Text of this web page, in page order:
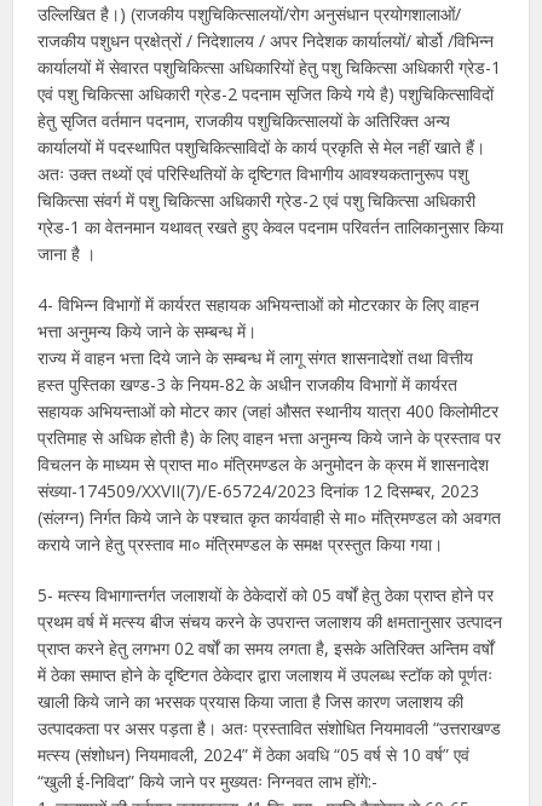
उल्लिखित है।) (राजकीय पशुचिकित्सालयों/रोग अनुसंधान प्रयोगशालाओं/
राजकीय पशुधन प्रक्षेत्रों / निदेशालय / अपर निदेशक कार्यालयों/ बोर्डो /विभिन्न
कार्यालयों में सेवारत पशुचिकित्सा अधिकारियों हेतु पशु चिकित्सा अधिकारी ग्रेड-1
एवं पशु चिकित्सा अधिकारी ग्रेड-2 पदनाम सृजित किये गये है) पशुचिकित्साविदों
हेतु सृजित वर्तमान पदनाम, राजकीय पशुचिकित्सालयों के अतिरिक्त अन्य
कार्यालयों में पदस्थापित पशुचिकित्साविदों के कार्य प्रकृति से मेल नहीं खाते हैं।
अतः उक्त तथ्यों एवं परिस्थितियों के दृष्टिगत विभागीय आवश्यकतानुरूप पशु
चिकित्सा संवर्ग में पशु चिकित्सा अधिकारी ग्रेड-2 एवं पशु चिकित्सा अधिकारी
ग्रेड-1 का वेतनमान यथावत् रखते हुए केवल पदनाम परिवर्तन तालिकानुसार किया
जाना है ।
4- विभिन्न विभागों में कार्यरत सहायक अभियन्ताओं को मोटरकार के लिए वाहन
भत्ता अनुमन्य किये जाने के सम्बन्ध में।
राज्य में वाहन भत्ता दिये जाने के सम्बन्ध में लागू संगत शासनादेशों तथा वित्तीय
हस्त पुस्तिका खण्ड-3 के नियम-82 के अधीन राजकीय विभागों में कार्यरत
सहायक अभियन्ताओं को मोटर कार (जहां औसत स्थानीय यात्रा 400 किलोमीटर
प्रतिमाह से अधिक होती है) के लिए वाहन भत्ता अनुमन्य किये जाने के प्रस्ताव पर
विचलन के माध्यम से प्राप्त मा० मंत्रिमण्डल के अनुमोदन के क्रम में शासनादेश
संख्या-174509/XXVII(7)/E-65724/2023 दिनांक 12 दिसम्बर, 2023
(संलग्न) निर्गत किये जाने के पश्चात कृत कार्यवाही से मा० मंत्रिमण्डल को अवगत
कराये जाने हेतु प्रस्ताव मा० मंत्रिमण्डल के समक्ष प्रस्तुत किया गया।
5- मत्स्य विभागान्तर्गत जलाशयों के ठेकेदारों को 05 वर्षों हेतु ठेका प्राप्त होने पर
प्रथम वर्ष में मत्स्य बीज संचय करने के उपरान्त जलाशय की क्षमतानुसार उत्पादन
प्राप्त करने हेतु लगभग 02 वर्षों का समय लगता है, इसके अतिरिक्त अन्तिम वर्षों
में ठेका समाप्त होने के दृष्टिगत ठेकेदार द्वारा जलाशय में उपलब्ध स्टॉक को पूर्णतः
खाली किये जाने का भरसक प्रयास किया जाता है जिस कारण जलाशय की
उत्पादकता पर असर पड़ता है। अतः प्रस्तावित संशोधित नियमावली “उत्तराखण्ड
मत्स्य (संशोधन) नियमावली, 2024” में ठेका अवधि “05 वर्ष से 10 वर्ष” एवं
“खुली ई-निविदा” किये जाने पर मुख्यतः निग्नवत लाभ होंगे:-